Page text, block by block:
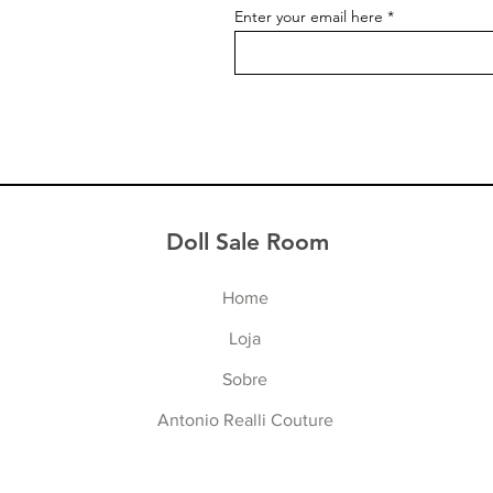
Enter your email here
Doll Sale Room
Home
Loja
Sobre
Antonio Realli Couture